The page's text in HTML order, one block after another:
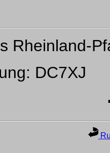
Rheinland-
DC7XJ